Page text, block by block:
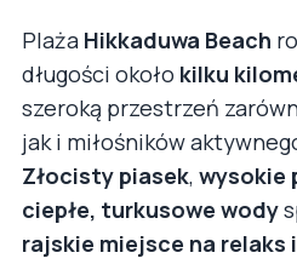
Plaża Hikkaduwa Beach
długości około kilku
szeroką przestrzeń
jak i miłośników
Złocisty piasek, wysokie
ciepłe, turkusowe wody
rajskie miejsce na relaks